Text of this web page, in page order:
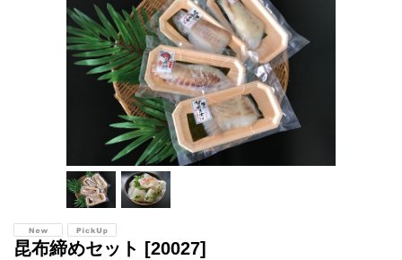
昆布締めセット [20027]